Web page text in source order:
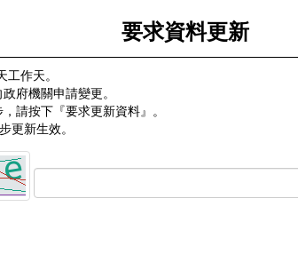
要求資料更新
作天。
府機關申請變更。
請按下『要求更新資料』。
更新生效。